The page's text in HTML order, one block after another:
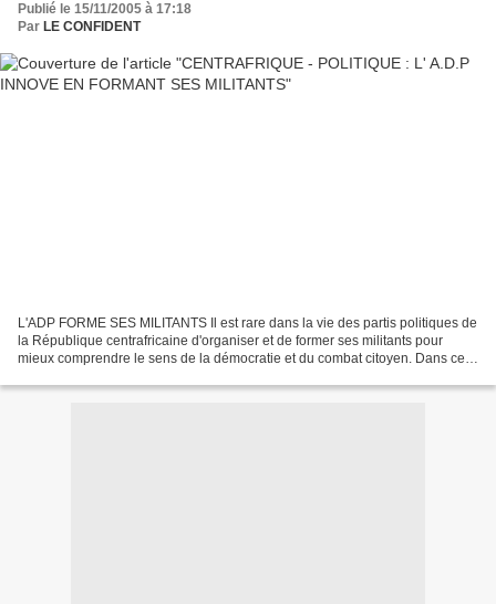
Publié le 15/11/2005 à 17:18
Par LE CONFIDENT
L'ADP FORME SES MILITANTS Il est rare dans la vie des partis politiques de
la République centrafricaine d'organiser et de former ses militants pour
mieux comprendre le sens de la démocratie et du combat citoyen. Dans ce